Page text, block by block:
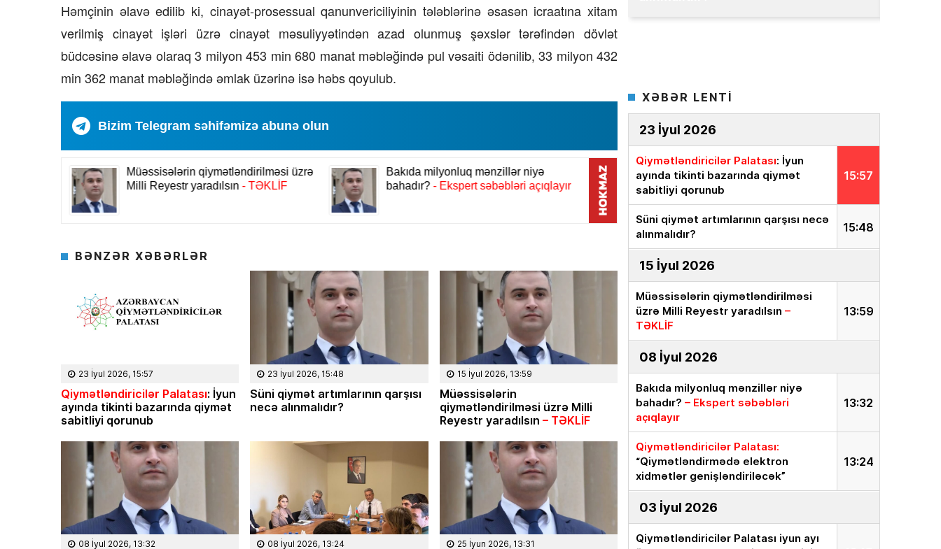
Həmçinin əlavə edilib ki, cinayət-prosessual qanunvericiliyinin tələblərinə əsasən icraatına xitam
verilmiş cinayət işləri üzrə cinayət məsuliyyətindən azad olunmuş şəxslər tərəfindən dövlət
büdcəsinə əlavə olaraq 3 milyon 453 min 680 manat məbləğində pul vəsaiti ödənilib, 33 milyon 432
min 362 manat məbləğində əmlak üzərinə isə həbs qoyulub.
Bizim Telegram səhifəmizə abunə olun
BƏNZƏR XƏBƏRLƏR
23 İyul 2026, 15:57
Qiymətləndiricilər Palatası: İyun
ayında tikinti bazarında qiymət
sabitliyi qorunub
23 İyul 2026, 15:48
Süni qiymət artımlarının qarşısı
necə alınmalıdır?
15 İyul 2026, 13:59
Müəssisələrin
qiymətləndirilməsi üzrə Milli
Reyestr yaradılsın – TƏKLİF
08 İyul 2026, 13:32 08 İyul 2026, 13:24 25 İyun 2026, 13:31
XƏBƏR LENTİ
23 İyul 2026
15:57
Qiymətləndiricilər Palatası: İyun
ayında tikinti bazarında qiymət
sabitliyi qorunub
15:48
Süni qiymət artımlarının qarşısı necə
alınmalıdır?
15 İyul 2026
13:59
Müəssisələrin qiymətləndirilməsi
üzrə Milli Reyestr yaradılsın –
TƏKLİF
08 İyul 2026
13:32
Bakıda milyonluq mənzillər niyə
bahadır? – Ekspert səbəbləri
açıqlayır
13:24
Qiymətləndiricilər Palatası:
“Qiymətləndirmədə elektron
xidmətlər genişləndiriləcək”
03 İyul 2026
Qiymətləndiricilər Palatası iyun ayı